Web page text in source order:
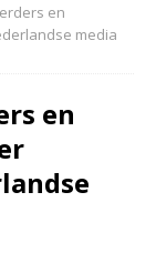
en
media
en